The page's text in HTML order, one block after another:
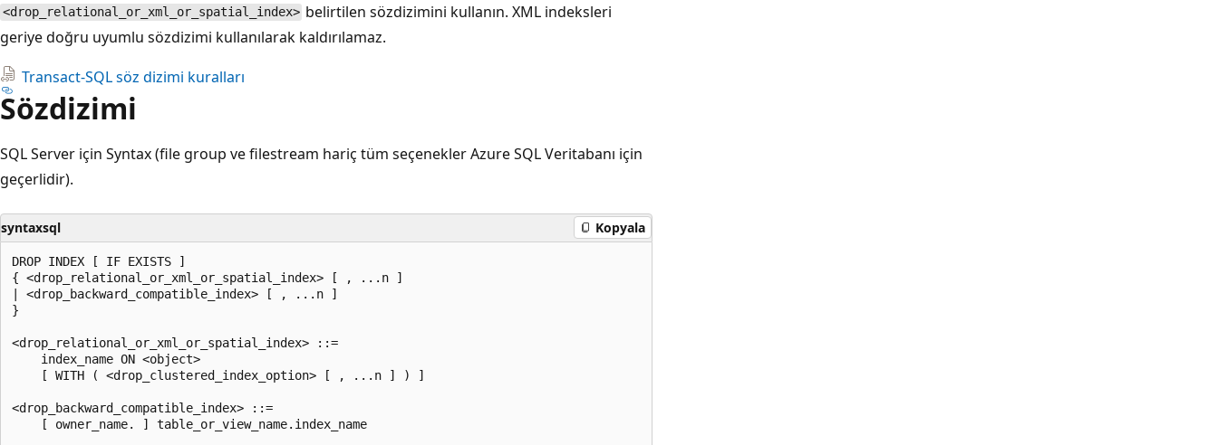
<drop_relational_or_xml_or_spatial_index> belirtilen sözdizimini kullanın. XML indeksleri
geriye doğru uyumlu sözdizimi kullanılarak kaldırılamaz.
Transact-SQL söz dizimi kuralları
Sözdizimi
SQL Server için Syntax (file group ve filestream hariç tüm seçenekler Azure SQL Veritabanı için
geçerlidir).
syntaxsql Kopyala
DROP INDEX [ IF EXISTS ]
{ <drop_relational_or_xml_or_spatial_index> [ , ...n ]
| <drop_backward_compatible_index> [ , ...n ]
}
<drop_relational_or_xml_or_spatial_index> ::=
    index_name ON <object>
    [ WITH ( <drop_clustered_index_option> [ , ...n ] ) ]
<drop_backward_compatible_index> ::=
    [ owner_name. ] table_or_view_name.index_name